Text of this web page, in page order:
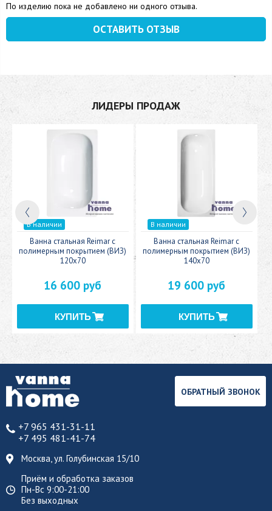
По изделию пока не добавлено ни одного отзыва.
ОСТАВИТЬ ОТЗЫВ
ЛИДЕРЫ ПРОДАЖ
В наличии
Ванна стальная Reimar с
полимерным покрытием (ВИЗ)
120x70
16 600 руб
В наличии
Ванна стальная Reimar с
полимерным покрытием (ВИЗ)
140x70
19 600 руб
+7 965 431-31-11
+7 495 481-41-74
Москва, ул. Голубинская 15/10
Приём и обработка заказов
Пн-Вс 9:00-21:00
Без выходных
ОБРАТНЫЙ ЗВОНОК